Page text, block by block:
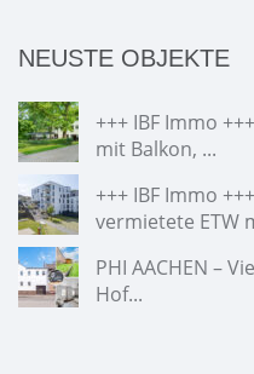
NEUSTE OBJEKTE
+++ IBF Immo
mit Balkon, ...
+++ IBF Immo
vermietete ETW
PHI AACHEN –
Hof...